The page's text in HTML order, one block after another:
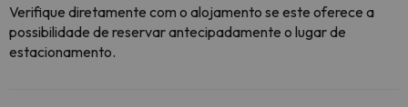
Verifique diretamente com o alojamento se este oferece a
possibilidade de reservar antecipadamente o lugar de
estacionamento.